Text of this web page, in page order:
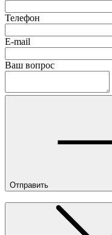
Телефон
E-mail
Ваш вопрос
Отправить